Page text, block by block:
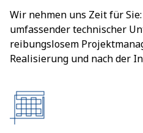
Wir nehmen uns Zeit für
umfassender technischer
reibungslosem
Realisierung und nach der